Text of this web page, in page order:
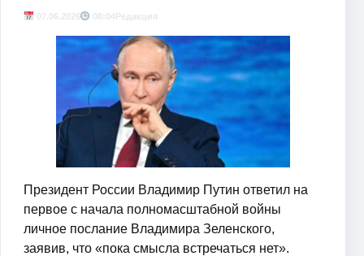
07.06.2026 08:04Редакция
Президент России Владимир Путин ответил на
первое с начала полномасштабной войны
личное послание Владимира Зеленского,
заявив, что «пока смысла встречаться нет».